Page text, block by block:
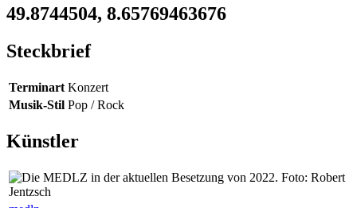
49.8744504, 8.65769463676
Steckbrief
Terminart Konzert
Musik-Stil Pop / Rock
Künstler